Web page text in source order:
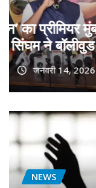
गोवा
को बड़ा
फिल्म गोदान
dotsnews
NEWS